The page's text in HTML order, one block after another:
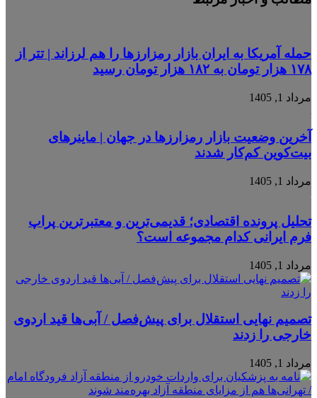
حمله آمریکا به ایران بازار رمزارزها را هم لرزاند | تتر از
۱۷۸ هزار تومان به ۱۸۲ هزار تومان رسید
مرداد 1, 1405
آخرین وضعیت بازار رمزارزها در جهان | ماینرهای
بیت‌کوین کم‌کار شدند
مرداد 1, 1405
تحلیل پرونده اقتصادی؛ قدیمی‌ترین و معتبرترین پراپ
فرم ایرانی کدام مجموعه است؟
مرداد 1, 1405
تصمیم نهایی استقلال برای پیش‌فصل / آبی‌ها قید اردوی
خارجی را زدند
مرداد 1, 1405